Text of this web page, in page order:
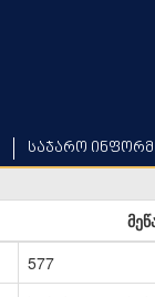
საჯარო
577